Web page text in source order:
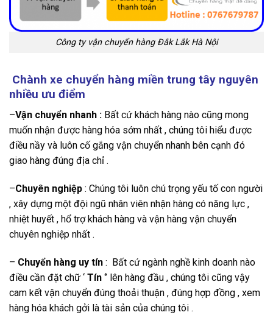
Công ty vận chuyển hàng Đắk Lắk Hà Nội
Chành xe chuyển hàng miền trung tây nguyên
nhiều ưu điểm
–Vận chuyển nhanh : Bất cứ khách hàng nào cũng mong
muốn nhận được hàng hóa sớm nhất , chúng tôi hiểu được
điều nầy và luôn cố gắng vận chuyển nhanh bên cạnh đó
giao hàng đúng địa chỉ .
–Chuyên nghiệp : Chúng tôi luôn chú trọng yếu tố con người
, xây dựng một đội ngũ nhân viên nhận hàng có năng lực ,
nhiệt huyết , hổ trợ khách hàng và vận hàng vận chuyển
chuyên nghiệp nhất .
– Chuyển hàng uy tín : Bất cứ ngành nghề kinh doanh nào
điều cần đặt chữ ‘ Tín ‘’ lên hàng đầu , chúng tôi cũng vậy
cam kết vận chuyển đúng thoải thuận , đúng hợp đồng , xem
hàng hóa khách gởi là tài sản của chúng tôi .